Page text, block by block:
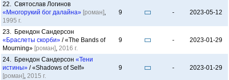
22. Святослав Логинов
«Многорукий бог далайна» [роман],
1995 г.
9 - 2023-05-12
23. Брендон Сандерсон
«Браслеты скорби» / «The Bands of
Mourning» [роман], 2016 г.
9 - 2023-01-29
24. Брендон Сандерсон «Тени
истины» / «Shadows of Self»
[роман], 2015 г.
9 - 2023-01-29